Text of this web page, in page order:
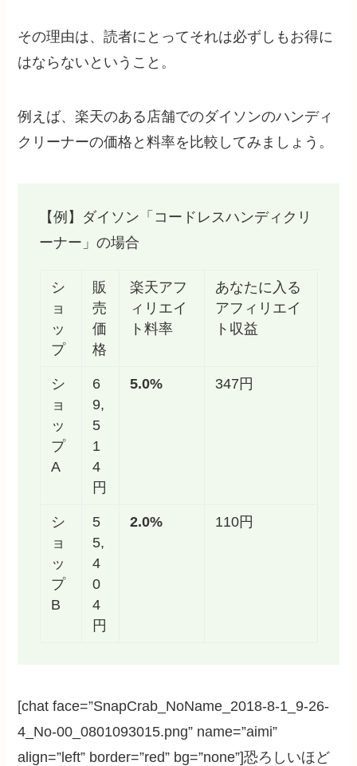
その理由は、読者にとってそれは必ずしもお得に
はならないということ。
例えば、楽天のある店舗でのダイソンのハンディ
クリーナーの価格と料率を比較してみましょう。
【例】ダイソン「コードレスハンディクリ
ーナー」の場合
シ
ョ
ッ
プ
販
売
価
格
楽天アフ
ィリエイ
ト料率
あなたに入る
アフィリエイ
ト収益
シ
ョ
ッ
プ
A
6
9,
5
1
4
円
5.0% 347円
シ
ョ
ッ
プ
B
5
5,
4
0
4
円
2.0% 110円
[chat face=”SnapCrab_NoName_2018-8-1_9-26-
4_No-00_0801093015.png” name=”aimi”
align=”left” border=”red” bg=”none”]恐ろしいほど